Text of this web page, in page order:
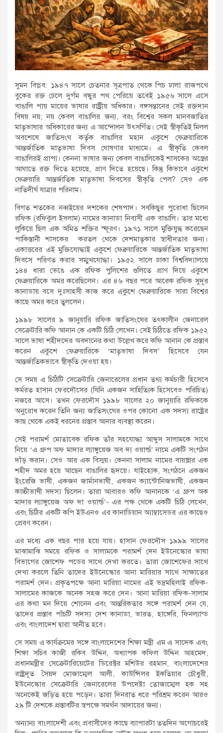
সুমন বিপ্লব: ১৯৪৭ সালে চেতনার সূত্রপাত থেকে পিচ ঢালা রাজপথে
বুকের রক্ত ঢেলে দুর্গম বন্ধুর পথ পেরিয়ে তবেই ১৯৫৬ সালে এসে
বাঙালি পায় মায়ের ভাষার রাষ্ট্রীয় অধিকার। বঙ্গসন্তানের সেই রক্তদান
বিষয় নয়; নয় কেবল বাঙালির জন্য, বরং বিশ্বের সকল মানবজাতির
মাতৃভাষার অধিকারের জন্য এ আন্দোলন উৎসর্গিত। সেই স্বীকৃতিই মিলল
অবশেষে জাতিসংঘ কর্তৃক বাঙালির মহান একুশে ফেব্রুয়ারিকে
আন্তর্জাতিক মাতৃভাষা দিবস ঘোষণার মাধ্যমে। এ স্বীকৃতি কেবল
বাঙালিরই প্রাপ্য। কেননা ভাষার জন্য কেবল বাঙালিকেই শাসকের অস্ত্রের
আঘাতে রক্ত দিতে হয়েছে, প্রাণ দিতে হয়েছে। কিন্তু কিভাবে একুশে
ফেব্রুয়ারি আন্তর্জাতিক মাতৃভাষা দিবসের স্বীকৃতি পেল? সেও এক
নাতিদীর্ঘ যাত্রার পরিনাম।
বিগত শতকের নব্বইয়ের দশকের শেষপাদ। সবকিছুর পুরোধা ছিলেন
রফিক (রফিকুল ইসলাম) নামের কানাডা নিবাসী এক বাঙালি। তার মধ্যে
লুকিয়ে ছিল এক অমিত শক্তির স্ফূরণ। ১৯৭১ সালে মুক্তিযুদ্ধ করেছেন
পাকিস্তানী শাসকের করতল থেকে দেশমাতৃকার স্বাধীনতার জন্য।
একাত্তরের এই মুক্তিযোদ্ধাই একুশে ফেব্রুয়ারিকে আন্তর্জাতিক মাতৃভাষা
দিবসে পরিণত করার সম্মুখযোদ্ধা। ১৯৫২ সালে ঢাকা বিশ্ববিদ্যালয়ে
১৪৪ ধারা ভেঙে এক রফিক পুলিশের গুলিতে প্রাণ দিয়ে একুশে
ফেব্রুয়ারিকে অমর করেছিলেন। এর ৪৬ বছর পরে আরেক রফিক সুদূর
কানাডায় বসে দুঃসাহসী কাজ করে একুশে ফেব্রুয়ারিকে সারা বিশ্বের
কাছে অমর করে তুললেন।
১৯৯৮ সালের ৯ জানুয়ারি রফিক জাতিসংঘের তৎকালীন জেনারেল
সেক্রেটারি কফি আনান কে একটি চিঠি লেখেন। সেই চিঠিতে রফিক ১৯৫২
সালে ভাষা শহীদদের অবদানের কথা উল্লেখ করে কফি আনান কে প্রস্তাব
করেন একুশে ফেব্রুয়ারিকে ‘মাতৃভাষা দিবস’ হিসেবে যেন
আন্তর্জাতিকভাবে স্বীকৃতি দেওয়া হয়।
সে সময় এ চিঠিটি সেক্রেটারি জেনারেলের প্রধান তথ্য কর্মচারী হিসেবে
কর্মরত হাসান ফেরদৌসের (যিনি একজন সাহিত্যিক হিসেবেও পরিচিত)
নজরে আসে। তখন ফেরদৌস ১৯৯৮ সালের ২০ জানুয়ারি রফিককে
অনুরোধ করেন তিনি জন্য জাতিসংঘের ওপর কোনো এক সদস্য রাষ্ট্রের
কাছ থেকে একই ধরনের প্রস্তাব আনার ব্যবস্থা করেন।
সেই পরামর্শ মোতাবেক রফিক তাঁর সহযোদ্ধা আব্দুস সালামকে সাথে
নিয়ে ‘এ গ্রুপ অফ মাদার ল্যাঙ্গুয়েজ অব দ্য ওয়ার্ল্ড’ নামে একটি সংগঠন
দাঁড় করান। সেও আর এক বিস্ময়। কেননা সালাম নামের বায়ান্নর এক
শহীদ অমর হয়ে আছেন বাঙালির হৃদয়ে। যাইহোক, সংগঠনে একজন
ইংরেজি ভাষী, একজন জার্মানভাষী, একজন ক্যান্টোনিজভাষী, একজন
কাচ্চীভাষী সদস্য ছিলেন। তারা আবারও কফি আনানকে ‘এ গ্রুপ অক
মাদার ল্যাঙ্গুয়েজ অফ দা ওয়ার্ল্ড’- এর পক্ষ থেকে একটি চিঠি লেখেন,
এবং চিঠির একটি কপি ইউএনও এর কানাডিয়ান অ্যাম্বাসেডর এর কাছেও
প্রেরণ করেন।
এর মধ্যে এক বছর পার হয়ে যায়। হাসান ফেরদৌস ১৯৯৯ সালের
মাঝামাঝি সময়ে রফিক ও সালামকে পরামর্শ দেন ইউনেস্কোর ভাষা
বিভাগের জোশেফ পডের সাথে দেখা করতে। তারা জোশেফের সাথে
দেখা করলে তিনি তাদের ইউনেস্কোর আনা মারিয়ার সাথে সাক্ষাতের
পরামর্শ দেন। প্রকৃতপক্ষে আনা মারিয়া নামের এই ভদ্রমহিলাই রফিক-
সালামের কাজকে অনেক সহজ করে দেন। আনা মারিয়া রফিক-সালাম
এর কথা মন দিয়ে শোনেন এবং আন্তরিকতার সঙ্গে পরামর্শ দেন যে,
তাদের প্রস্তাব পাঁচটি সদস্য দেশ কানাডা, ভারত, হাঙ্গেরি, ফিনল্যান্ড
এবং বাংলাদেশ দ্বারা আনীত হবে।
সে সময় এ কার্যক্রমের সঙ্গে বাংলাদেশের শিক্ষা মন্ত্রী এম এ সাদেক এবং
শিক্ষা সচিব কাজী রকিব উদ্দিন, অধ্যাপক কফিল উদ্দিন আহমেদ,
প্রধানমন্ত্রীর সেক্রেটারিয়েটের ডিরেক্টর মশিউর রহমান, বাংলাদেশের
রাষ্ট্রদূত সৈয়দ মোজাম্মেল আলী, কাউন্সিলর ইকতিয়ার চৌধুরী,
ইউনেস্কোর সেক্রেটারি জেনারেলের উপদেষ্টা তোজাম্মেল হক সহ
অনেকেই জড়িত হয়ে পড়েন। তারা দিনরাত ধরে পরিশ্রম করেন আরও
২৯ টি দেশকে প্রস্তাবটির স্বপক্ষে সমর্থন আদায়ের জন্য।
অন্যান্য বাংলাদেশী এবং প্রবাসীদের কাছে ব্যাপারটা ততদিন অগোচরেই